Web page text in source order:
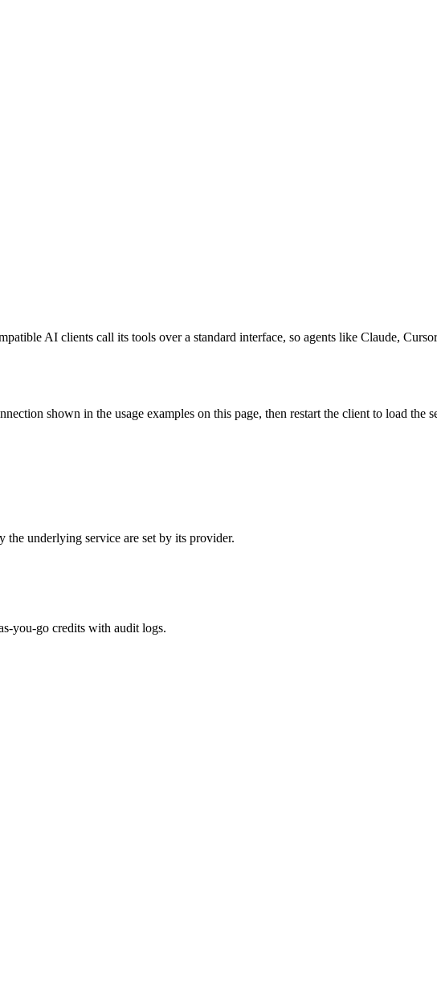
AI clients call its tools over a standard interface, so agents like Claude,
shown in the usage examples on this page, then restart the client to load the
underlying service are set by its provider.
you-go credits with audit logs.